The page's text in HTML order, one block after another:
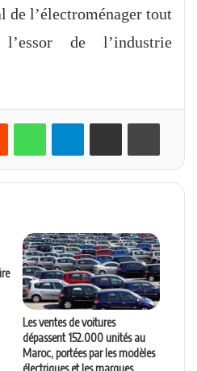
de l’électroménager tout
de l’industrie
Telegram
Les ventes de voitures
dépassent 152.000 unités au
Maroc, portées par les modèles